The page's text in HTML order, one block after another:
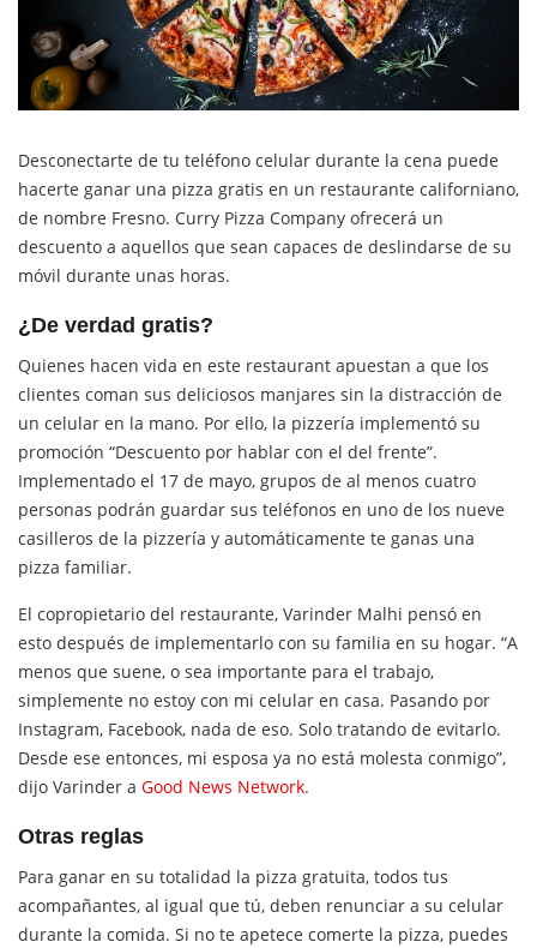
Desconectarte de tu teléfono celular durante la cena puede
hacerte ganar una pizza gratis en un restaurante californiano,
de nombre Fresno. Curry Pizza Company ofrecerá un
descuento a aquellos que sean capaces de deslindarse de su
móvil durante unas horas.
¿De verdad gratis?
Quienes hacen vida en este restaurant apuestan a que los
clientes coman sus deliciosos manjares sin la distracción de
un celular en la mano. Por ello, la pizzería implementó su
promoción “Descuento por hablar con el del frente”.
Implementado el 17 de mayo, grupos de al menos cuatro
personas podrán guardar sus teléfonos en uno de los nueve
casilleros de la pizzería y automáticamente te ganas una
pizza familiar.
El copropietario del restaurante, Varinder Malhi pensó en
esto después de implementarlo con su familia en su hogar. “A
menos que suene, o sea importante para el trabajo,
simplemente no estoy con mi celular en casa. Pasando por
Instagram, Facebook, nada de eso. Solo tratando de evitarlo.
Desde ese entonces, mi esposa ya no está molesta conmigo”,
dijo Varinder a Good News Network.
Otras reglas
Para ganar en su totalidad la pizza gratuita, todos tus
acompañantes, al igual que tú, deben renunciar a su celular
durante la comida. Si no te apetece comerte la pizza, puedes